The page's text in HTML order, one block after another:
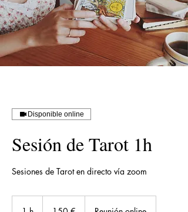
Disponible online
Sesión de Tarot 1h
Sesiones de Tarot en directo vía zoom